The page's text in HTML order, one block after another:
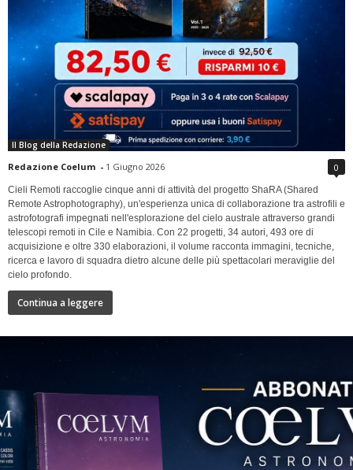
Il Blog della Redazione
Redazione Coelum - 1 Giugno 2026 0
Cieli Remoti raccoglie cinque anni di attività del progetto ShaRA (Shared
Remote Astrophotography), un'esperienza unica di collaborazione tra astrofili e
astrofotografi impegnati nell'esplorazione del cielo australe attraverso grandi
telescopi remoti in Cile e Namibia. Con 22 progetti, 34 autori, 493 ore di
acquisizione e oltre 330 elaborazioni, il volume racconta immagini, tecniche,
ricerca e lavoro di squadra dietro alcune delle più spettacolari meraviglie del
cielo profondo.
Continua a leggere